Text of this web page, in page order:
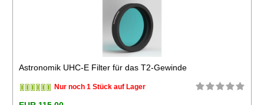
Astronomik UHC-E Filter für das T2-Gewinde
Nur noch 1 Stück auf Lager